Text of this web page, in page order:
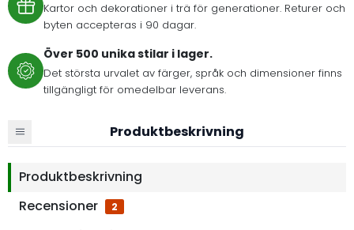
Kartor och dekorationer i trä för generationer. Returer och
byten accepteras i 90 dagar.
Över 500 unika stilar i lager.
Det största urvalet av färger, språk och dimensioner finns
tillgängligt för omedelbar leverans.
Produktbeskrivning
Produktbeskrivning
Recensioner
2